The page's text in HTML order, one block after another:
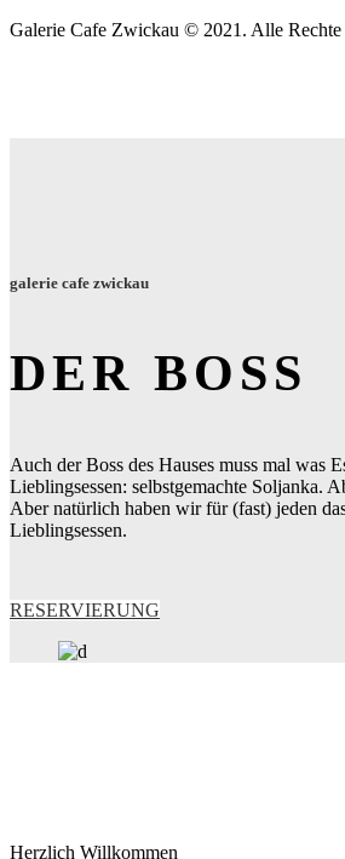
Galerie Cafe Zwickau © 2021. Alle Rechte
galerie cafe zwickau
DER BOSS
Auch der Boss des Hauses muss mal was
Lieblingsessen: selbstgemachte Soljanka.
Aber natürlich haben wir für (fast) jeden
Lieblingsessen.
RESERVIERUNG
Herzlich Willkommen